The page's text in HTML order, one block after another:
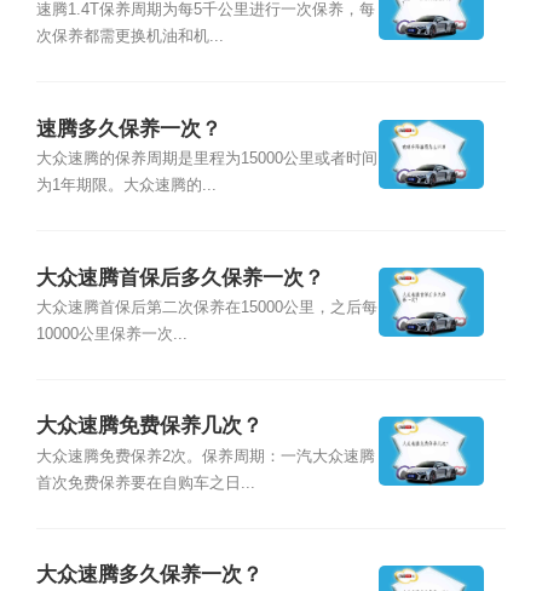
速腾1.4T保养周期为每5千公里进行一次保养，每
次保养都需更换机油和机...
速腾多久保养一次？
大众速腾的保养周期是里程为15000公里或者时间
为1年期限。大众速腾的...
大众速腾首保后多久保养一次？
大众速腾首保后第二次保养在15000公里，之后每
10000公里保养一次...
大众速腾免费保养几次？
大众速腾免费保养2次。保养周期：一汽大众速腾
首次免费保养要在自购车之日...
大众速腾多久保养一次？